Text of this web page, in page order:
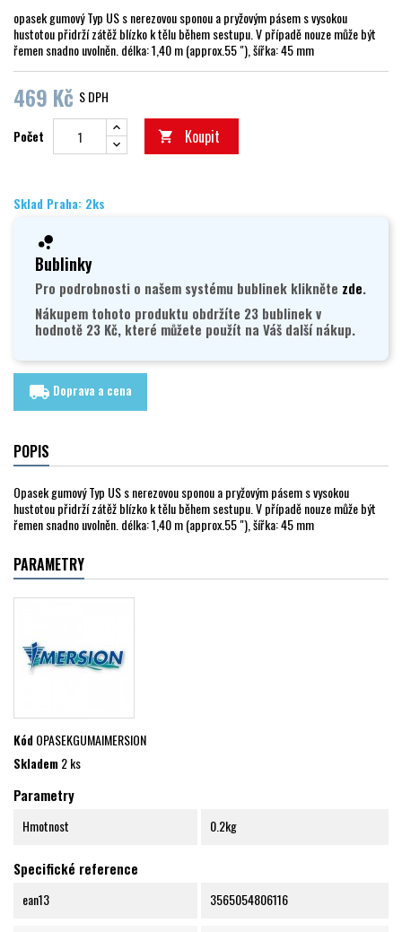
opasek gumový Typ US s nerezovou sponou a pryžovým pásem s vysokou
hustotou přidrží zátěž blízko k tělu během sestupu. V případě nouze může být
řemen snadno uvolněn. délka: 1,40 m (approx.55 "), šířka: 45 mm
469 Kč S DPH
Počet  Koupit
Sklad Praha: 2ks
Bublinky
Pro podrobnosti o našem systému bublinek klikněte zde.
Nákupem tohoto produktu obdržíte 23 bublinek v
hodnotě 23 Kč, které můžete použít na Váš další nákup.
local_shipping Doprava a cena
POPIS
Opasek gumový Typ US s nerezovou sponou a pryžovým pásem s vysokou
hustotou přidrží zátěž blízko k tělu během sestupu. V případě nouze může být
řemen snadno uvolněn. délka: 1,40 m (approx.55 "), šířka: 45 mm
PARAMETRY
KódOPASEKGUMAIMERSION
Skladem2 ks
Parametry
Hmotnost 0.2kg
Specifické reference
ean13 3565054806116